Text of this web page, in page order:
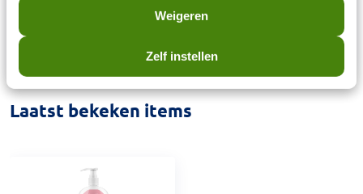
Weigeren
Zelf instellen
Benzoate, Parfum, Potassium Sorbate, Sodium
Laatst bekeken items